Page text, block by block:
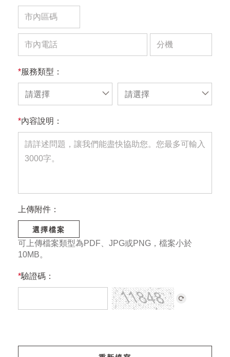
*服務類型：
請選擇 請選擇
*內容說明：
上傳附件：
選擇檔案
可上傳檔案類型為PDF、JPG或PNG，檔案小於
10MB。
*驗證碼：